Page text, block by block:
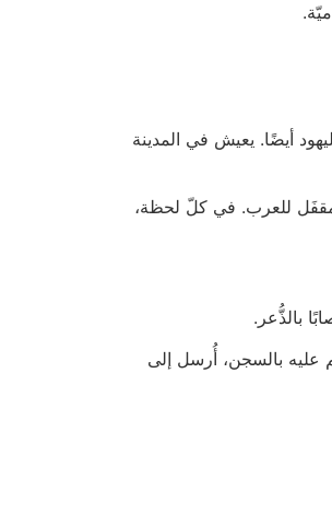
أيضًا. يعيش في المدينة
مقفَل للعرب. في كلّ لحظة،
بالذُّعر.
عليه بالسجن، أُرسل إلى